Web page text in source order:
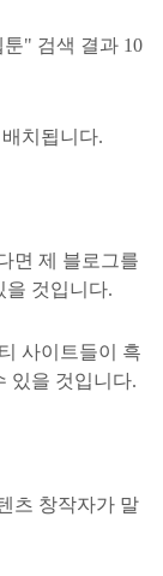
" 검색 결과 10
치됩니다.
면 제 블로그를
을 것입니다.
사이트들이 흑
있을 것입니다.
츠 창작자가 말